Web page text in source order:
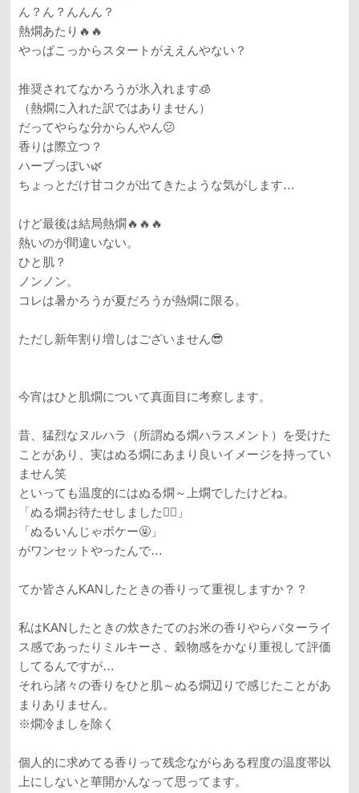
ん？ん？んんん？
熱燗あたり🔥🔥
やっぱこっからスタートがええんやない？
推奨されてなかろうが氷入れます🧊
（熱燗に入れた訳ではありません）
だってやらな分からんやん😕
香りは際立つ？
ハーブっぽい🌿
ちょっとだけ甘コクが出てきたような気がします…
けど最後は結局熱燗🔥🔥🔥
熱いのが間違いない。
ひと肌？
ノンノン。
コレは暑かろうが夏だろうが熱燗に限る。
ただし新年割り増しはございません😎
今宵はひと肌燗について真面目に考察します。
昔、猛烈なヌルハラ（所謂ぬる燗ハラスメント）を受けた
ことがあり、実はぬる燗にあまり良いイメージを持ってい
ません笑
といっても温度的にはぬる燗～上燗でしたけどね。
「ぬる燗お待たせしました🙋‍♀️」
「ぬるいんじゃボケー🤬」
がワンセットやったんで…
てか皆さんKANしたときの香りって重視しますか？？
私はKANしたときの炊きたてのお米の香りやらバターライ
ス感であったりミルキーさ、穀物感をかなり重視して評価
してるんですが…
それら諸々の香りをひと肌～ぬる燗辺りで感じたことがあ
まりありません。
※燗冷ましを除く
個人的に求めてる香りって残念ながらある程度の温度帯以
上にしないと華開かんなって思ってます。